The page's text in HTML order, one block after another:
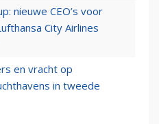
nieuwe CEO’s voor
City Airlines
en vracht op
in tweede